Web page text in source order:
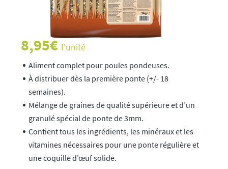
8,95€ l'unité
Aliment complet pour poules pondeuses.
À distribuer dès la première ponte (+/- 18
semaines).
Mélange de graines de qualité supérieure et d’un
granulé spécial de ponte de 3mm.
Contient tous les ingrédients, les minéraux et les
vitamines nécessaires pour une ponte régulière et
une coquille d’œuf solide.